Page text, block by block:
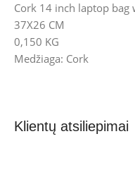
Cork 14 inch laptop bag
37X26 CM
0,150 KG
Medžiaga: Cork
Klientų atsiliepimai